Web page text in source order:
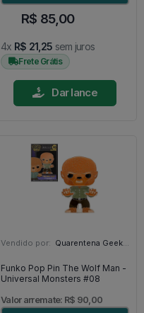
R$ 85,00
4x R$ 21,25 sem juros
Frete Grátis
Dar lance
Vendido por: Quarentena Geek Store - SP
Funko Pop Pin The Wolf Man -
Universal Monsters #08
Valor arremate: R$ 90,00